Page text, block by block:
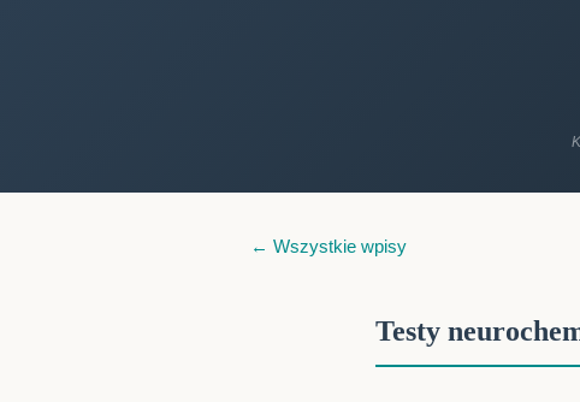
← Wszystkie wpisy
Testy